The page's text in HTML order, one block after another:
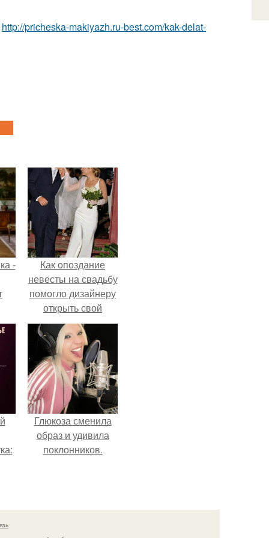
http://pricheska-makiyazh.ru-best.com/kak-delat-
-
и
Как опоздание
невесты на свадьбу
помогло дизайнеру
открыть свой
бренд.
Глюкоза сменила
образ и удивила
поклонников.